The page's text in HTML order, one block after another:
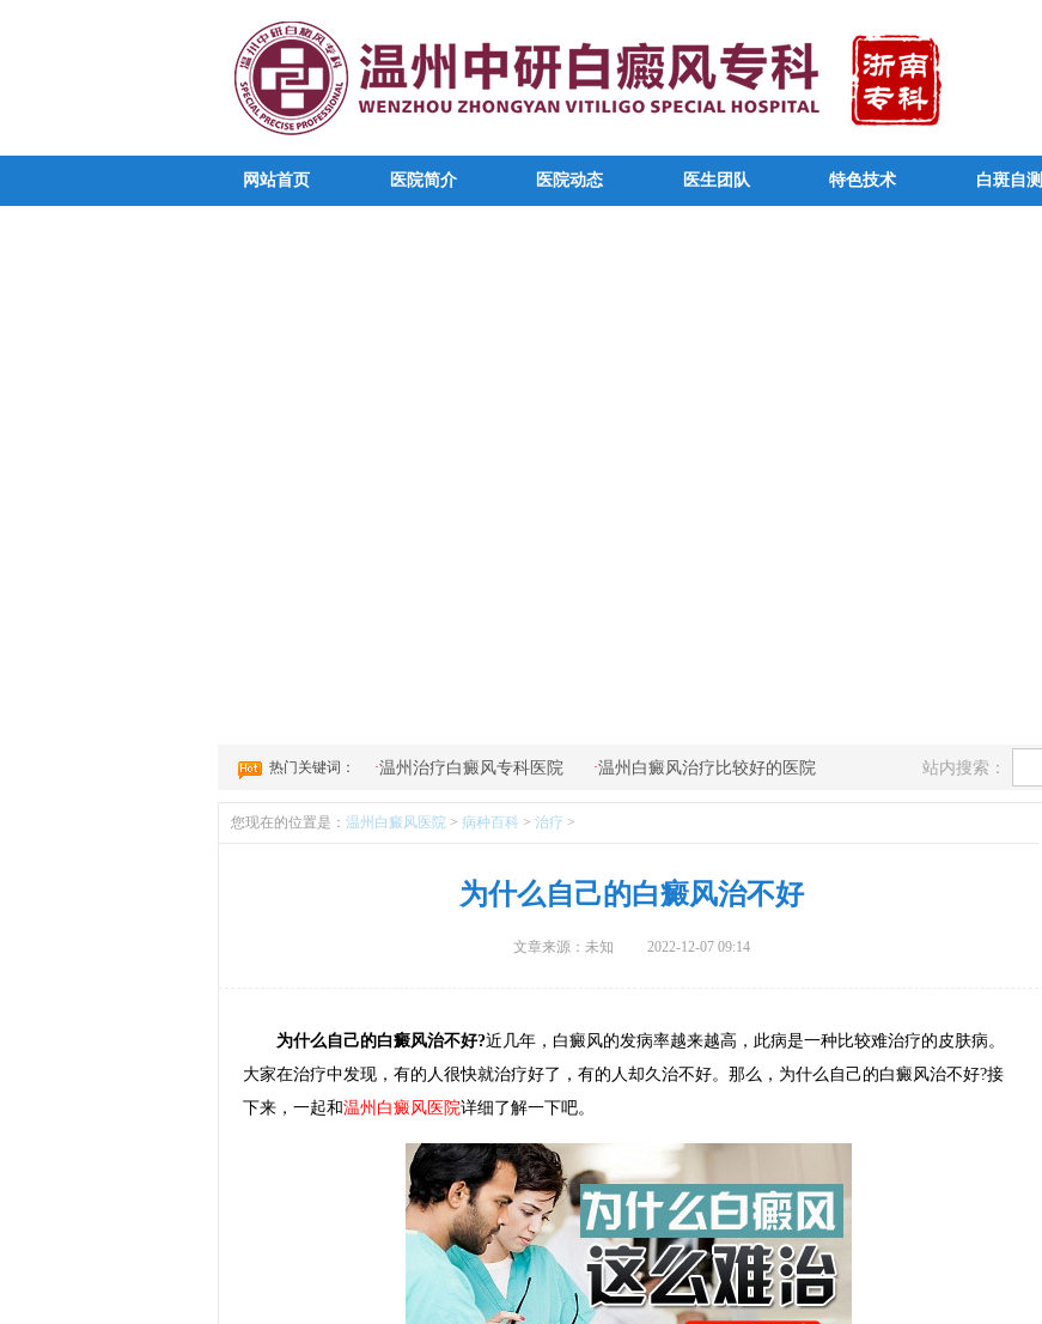
网站首页 医院简介 医院动态 医生团队 特色技术 白斑自测
热门关键词： ·温州治疗白癜风专科医院 ·温州白癜风治疗比较好的医院 站内搜索：
您现在的位置是： 温州白癜风医院 > 病种百科 > 治疗 >
为什么自己的白癜风治不好
文章来源：未知 2022-12-07 09:14
为什么自己的白癜风治不好?近几年，白癜风的发病率越来越高，此病是一种比较难治疗的皮肤病。
大家在治疗中发现，有的人很快就治疗好了，有的人却久治不好。那么，为什么自己的白癜风治不好?接
下来，一起和温州白癜风医院详细了解一下吧。